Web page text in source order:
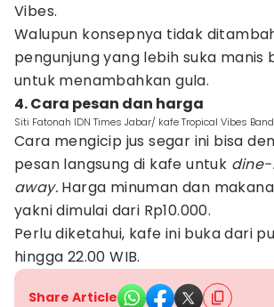
Vibes.
Walupun konsepnya tidak
pengunjung yang lebih suka manis
untuk menambahkan gula.
4. Cara pesan dan harga
Siti Fatonah IDN Times Jabar/ kafe Tropical Vibes
Cara mengicip jus segar ini bisa
pesan langsung di kafe untuk
away. Harga minuman dan
yakni dimulai dari Rp10.000.
Perlu diketahui, kafe ini buka dari
hingga 22.00 WIB.
Share Article